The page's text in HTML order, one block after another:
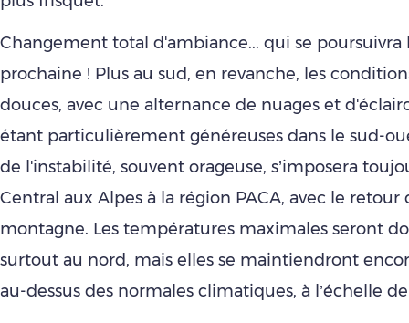
Changement total d'ambiance... qui se poursuivra
prochaine ! Plus au sud, en revanche, les
douces, avec une alternance de nuages et
étant particulièrement généreuses dans le sud-
de l'instabilité, souvent orageuse, s’imposera
Central aux Alpes à la région PACA, avec le retour
montagne. Les températures maximales seront
surtout au nord, mais elles se maintiendront
au-dessus des normales climatiques, à l’échelle